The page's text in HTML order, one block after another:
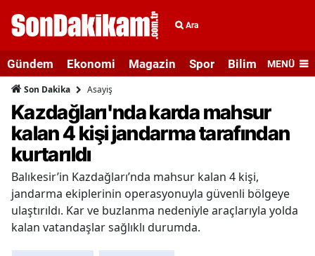
Ara
Gündem Ekonomi Magazin Spor Bilim veMENÜ
Son Dakika Asayiş
Kazdağları'nda karda mahsur
kalan 4 kişi jandarma tarafından
kurtarıldı
Balıkesir’in Kazdağları’nda mahsur kalan 4 kişi,
jandarma ekiplerinin operasyonuyla güvenli bölgeye
ulaştırıldı. Kar ve buzlanma nedeniyle araçlarıyla yolda
kalan vatandaşlar sağlıklı durumda.